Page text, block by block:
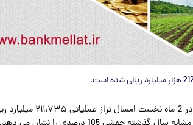
به نقل از روابط عمومی بانک ملت، این بانک در 2 ماه